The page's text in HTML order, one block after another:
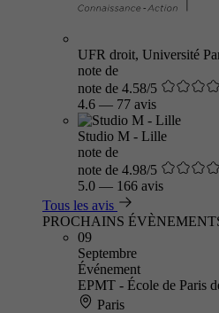
UFR droit, Université
note de
note de 4.58/5
4.6 — 77 avis
Studio M - Lille
note de
note de 4.98/5
5.0 — 166 avis
Tous les avis
PROCHAINS
09
Septembre
Événement
EPMT - École de Paris
Paris